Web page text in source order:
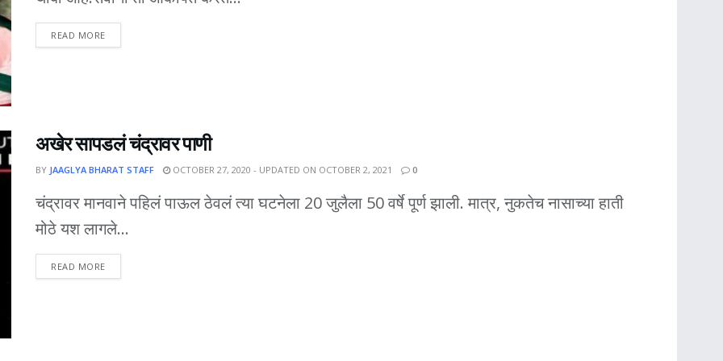
READ MOREDETAILS
अखेर सापडलं चंद्रावर पाणी
BY JAAGLYA BHARAT STAFF OCTOBER 27, 2020 - UPDATED ON OCTOBER 2, 2021 0
चंद्रावर मानवाने पहिलं पाऊल ठेवलं त्या घटनेला 20 जुलैला 50 वर्षे पूर्ण झाली. मात्र, नुकतेच नासाच्या हाती
मोठे यश लागले...
READ MOREDETAILS